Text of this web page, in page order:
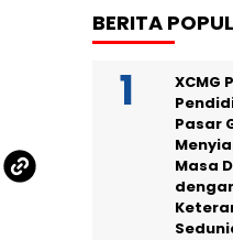
BERITA
XCMG
Pasar
Masa